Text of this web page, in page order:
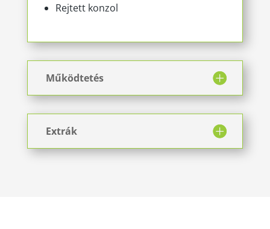
Rejtett konzol
Működtetés
Extrák